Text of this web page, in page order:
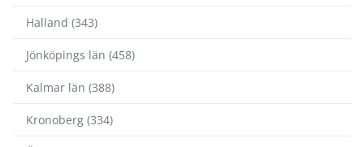
Halland (343)
Jönköpings län (458)
Kalmar län (388)
Kronoberg (334)